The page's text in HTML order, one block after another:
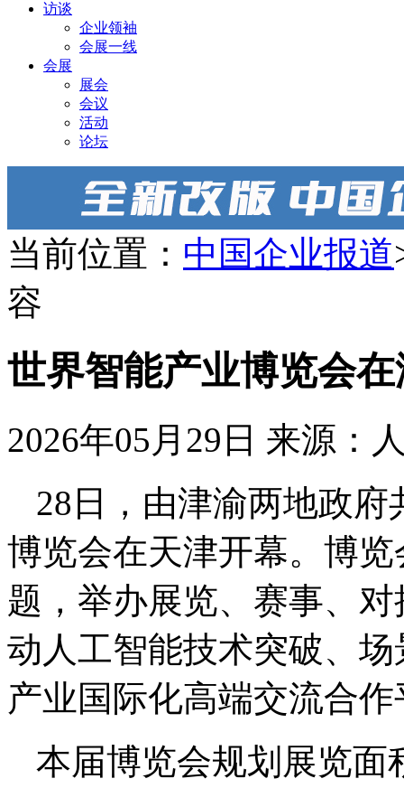
访谈
企业领袖
会展一线
会展
展会
会议
活动
论坛
当前位置： 中国企业报道
容
世界智能产业博览会
2026年05月29日 来源：
28日，由津渝两地政府
博览会在天津开幕。博
题，举办展览、赛事、
动人工智能技术突破、
产业国际化高端交流合
本届博览会规划展览面